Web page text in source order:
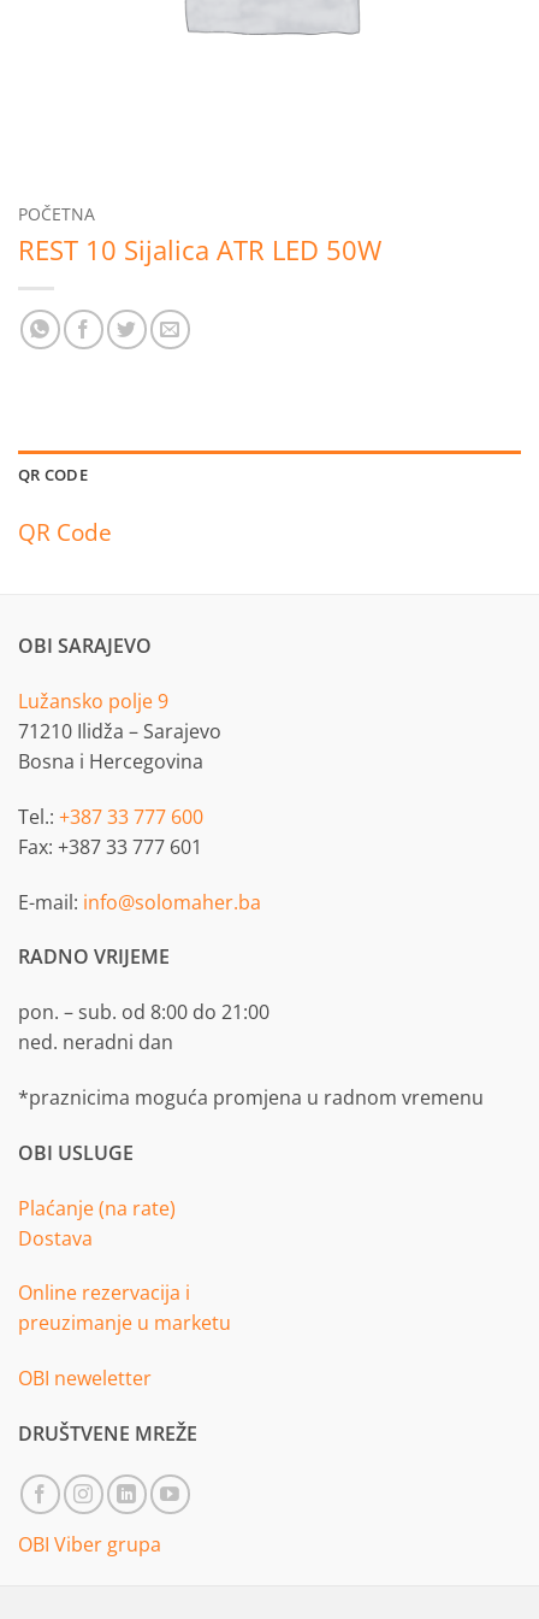
POČETNA
REST 10 Sijalica ATR LED 50W
QR CODE
QR Code
OBI SARAJEVO
Lužansko polje 9
71210 Ilidža – Sarajevo
Bosna i Hercegovina
Tel.: +387 33 777 600
Fax: +387 33 777 601
E-mail: info@solomaher.ba
RADNO VRIJEME
pon. – sub. od 8:00 do 21:00
ned. neradni dan
*praznicima moguća promjena u radnom vremenu
OBI USLUGE
Plaćanje (na rate)
Dostava
Online rezervacija i
preuzimanje u marketu
OBI neweletter
DRUŠTVENE MREŽE
OBI Viber grupa